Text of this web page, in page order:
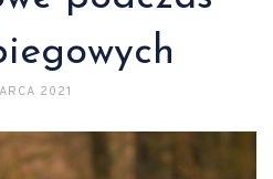
2021